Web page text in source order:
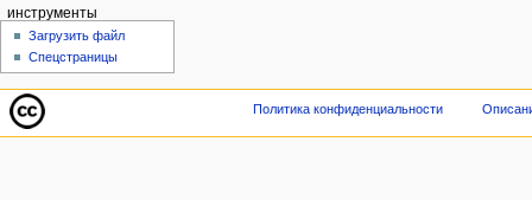
инструменты
Загрузить файл
Спецстраницы
Политика конфиденциальности